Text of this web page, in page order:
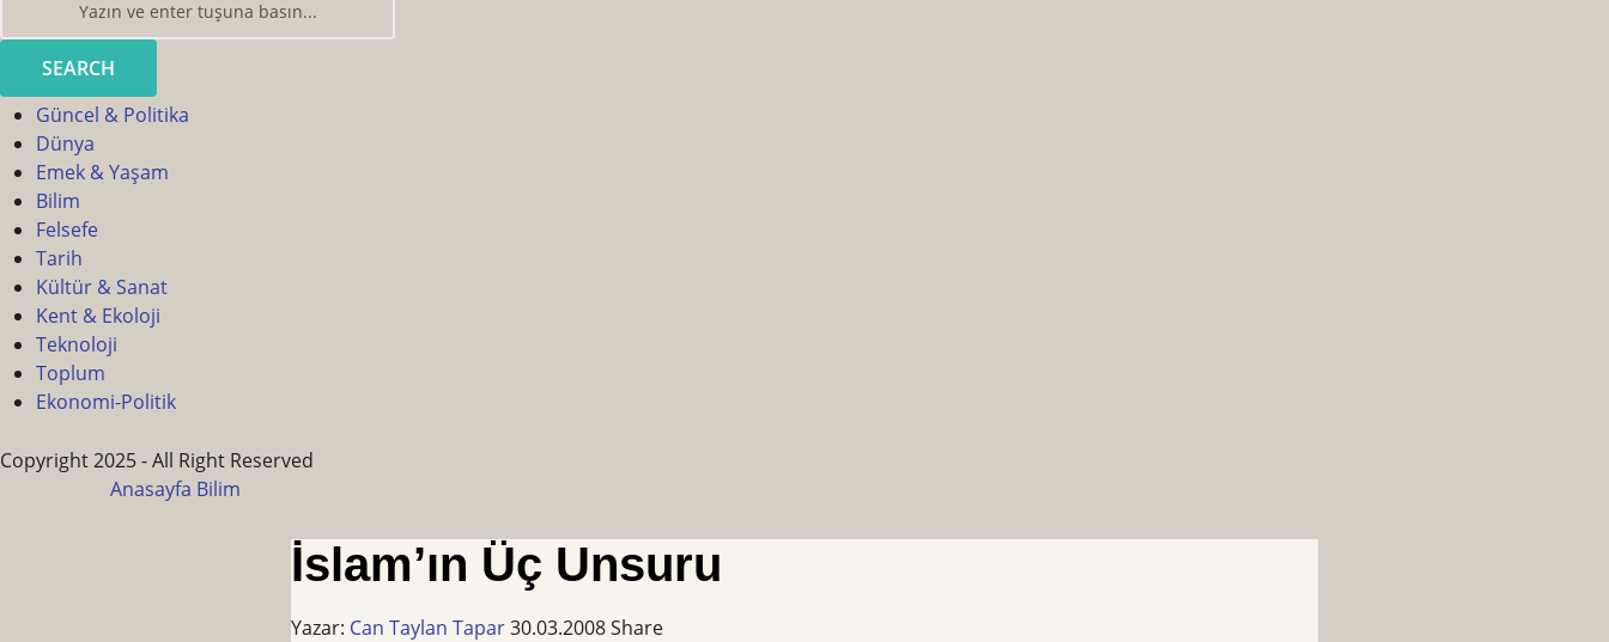
SEARCH
Güncel & Politika
Dünya
Emek & Yaşam
Bilim
Felsefe
Tarih
Kültür & Sanat
Kent & Ekoloji
Teknoloji
Toplum
Ekonomi-Politik
Copyright 2025 - All Right Reserved
Anasayfa Bilim
İslam’ın Üç Unsuru
Yazar: Can Taylan Tapar30.03.2008Share